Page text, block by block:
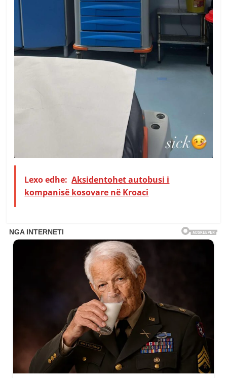
Lexo edhe: Aksidentohet autobusi i
kompanisë kosovare në Kroaci